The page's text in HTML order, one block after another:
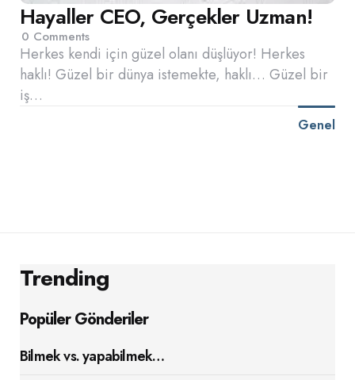
Hayaller CEO, Gerçekler Uzman!
0 Comments
Herkes kendi için güzel olanı düşlüyor! Herkes
haklı! Güzel bir dünya istemekte, haklı… Güzel bir
iş…
Genel
Trending
Popüler Gönderiler
Bilmek vs. yapabilmek…